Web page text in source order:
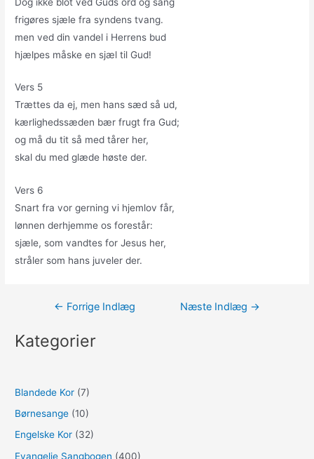
frigøres sjæle fra syndens tvang.
men ved din vandel i Herrens bud
hjælpes måske en sjæl til Gud!
Vers 5
Trættes da ej, men hans sæd så ud,
kærlighedssæden bær frugt fra Gud;
og må du tit så med tårer her,
skal du med glæde høste der.
Vers 6
Snart fra vor gerning vi hjemlov får,
lønnen derhjemme os forestår:
sjæle, som vandtes for Jesus her,
stråler som hans juveler der.
Indlægsnavigation
← Forrige Indlæg Næste Indlæg →
Kategorier
Blandede Kor (7)
Børnesange (10)
Engelske Kor (32)
Evangelie Sangbogen (400)